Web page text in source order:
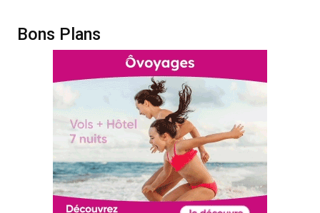
Bons Plans